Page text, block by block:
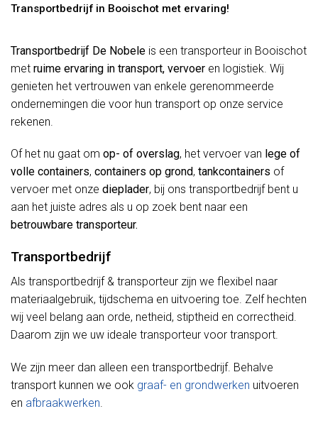
Transportbedrijf in Booischot met ervaring!
Transportbedrijf De Nobele is een transporteur in Booischot
met ruime ervaring in transport, vervoer en logistiek. Wij
genieten het vertrouwen van enkele gerenommeerde
ondernemingen die voor hun transport op onze service
rekenen.
Of het nu gaat om op- of overslag, het vervoer van lege of
volle containers, containers op grond, tankcontainers of
vervoer met onze dieplader, bij ons transportbedrijf bent u
aan het juiste adres als u op zoek bent naar een
betrouwbare transporteur.
Transportbedrijf
Als transportbedrijf & transporteur zijn we flexibel naar
materiaalgebruik, tijdschema en uitvoering toe. Zelf hechten
wij veel belang aan orde, netheid, stiptheid en correctheid.
Daarom zijn we uw ideale transporteur voor transport.
We zijn meer dan alleen een transportbedrijf. Behalve
transport kunnen we ook graaf- en grondwerken uitvoeren
en afbraakwerken